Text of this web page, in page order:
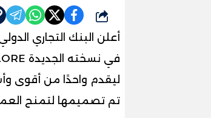
شارك
ليقدم واحدًا من أقوى
تم تصميمها لتمنح